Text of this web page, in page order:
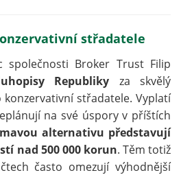
střadatele
společnosti Broker Trust Filip
Republiky za skvělý
střadatele. Vyplatí
na své úspory v příštích
alternativu představují
nad 500 000 korun. Těm totiž
často omezují výhodnější